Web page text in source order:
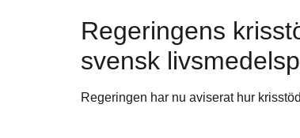
Regeringens
svensk
Regeringen har nu aviserat hur